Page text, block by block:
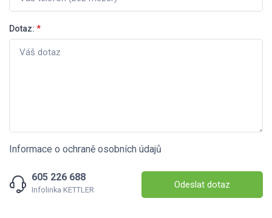
Dotaz: *
Informace o ochraně osobních údajů
605 226 688
Infolinka KETTLER Odeslat dotaz